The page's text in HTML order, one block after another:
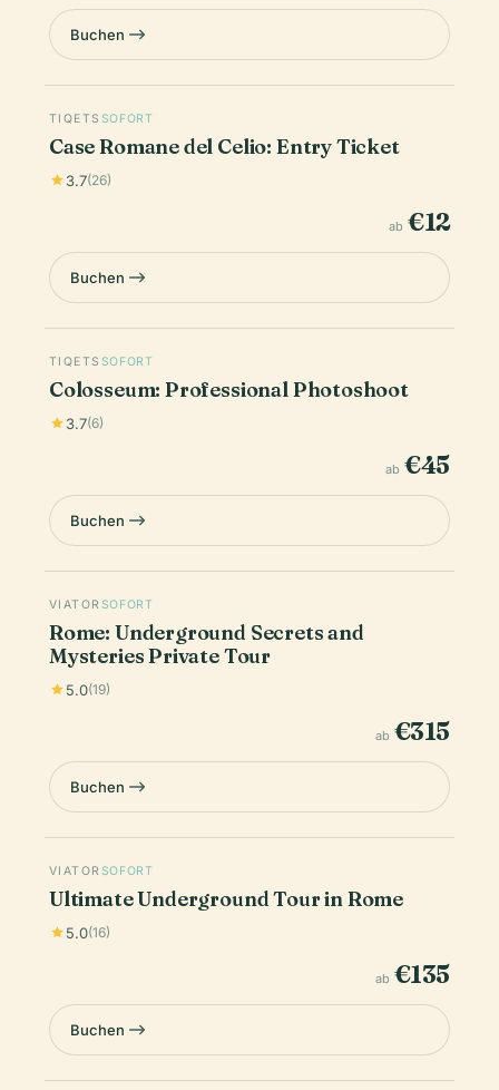
Buchen
TIQETS SOFORT
Case Romane del Celio: Entry Ticket
3.7(26)
ab €12
Buchen
TIQETS SOFORT
Colosseum: Professional Photoshoot
3.7(6)
ab €45
Buchen
VIATOR SOFORT
Rome: Underground Secrets and
Mysteries Private Tour
5.0(19)
ab €315
Buchen
VIATOR SOFORT
Ultimate Underground Tour in Rome
5.0(16)
ab €135
Buchen